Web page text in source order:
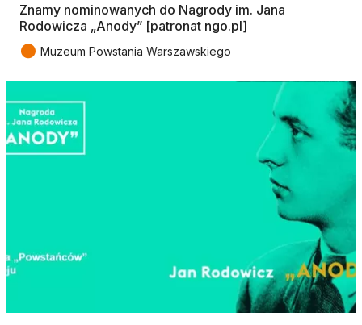
Znamy nominowanych do Nagrody im. Jana
Rodowicza „Anody” [patronat ngo.pl]
● Muzeum Powstania Warszawskiego